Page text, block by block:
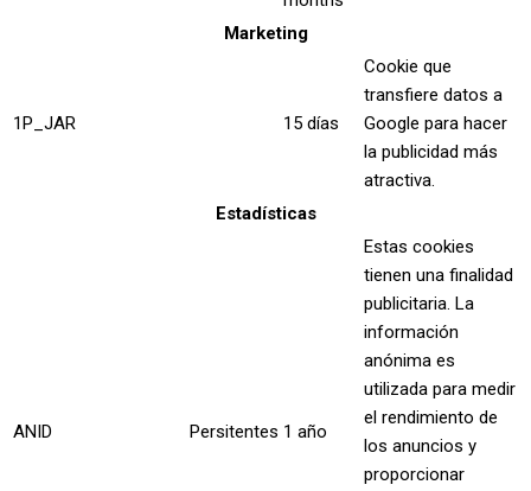
Marketing
1P_JAR 15 días
Cookie que
transfiere datos a
Google para hacer
la publicidad más
atractiva.
Estadísticas
ANID Persitentes 1 año
Estas cookies
tienen una finalidad
publicitaria. La
información
anónima es
utilizada para medir
el rendimiento de
los anuncios y
proporcionar